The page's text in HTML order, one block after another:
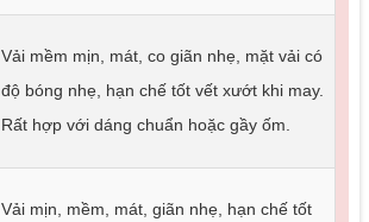
Vải mềm mịn, mát, co giãn nhẹ, mặt vải có
độ bóng nhẹ, hạn chế tốt vết xướt khi may.
Rất hợp với dáng chuẩn hoặc gầy ốm.
Vải mịn, mềm, mát, giãn nhẹ, hạn chế tốt